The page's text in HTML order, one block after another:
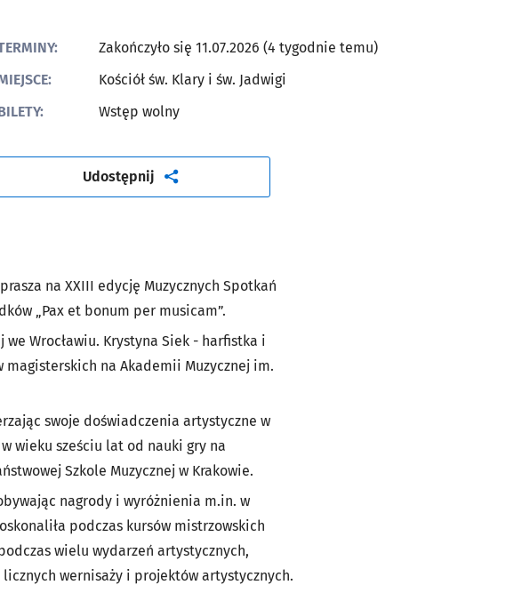
Zakończyło się 11.07.2026 (4 tygodnie temu)
Kościół św. Klary i św. Jadwigi
Wstęp wolny
Udostępnijartykuł
na XXIII edycję Muzycznych Spotkań
„Pax et bonum per musicam”.
Wrocławiu. Krystyna Siek - harfistka i
na Akademii Muzycznej im.
swoje doświadczenia artystyczne w
wieku sześciu lat od nauki gry na
Szkole Muzycznej w Krakowie.
nagrody i wyróżnienia m.in. w
podczas kursów mistrzowskich
wielu wydarzeń artystycznych,
wernisaży i projektów artystycznych.